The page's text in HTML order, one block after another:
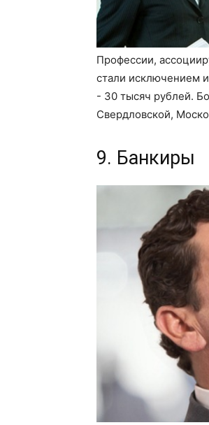
Профессии,
стали исключением
- 30 тысяч рублей.
Свердловской,
9. Банкиры